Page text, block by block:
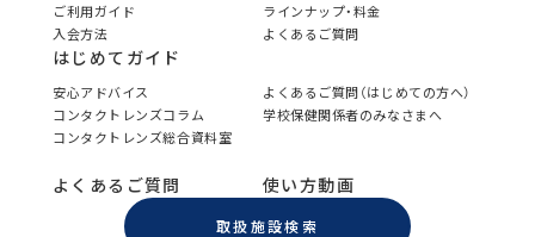
ご利用ガイド
ラインナップ・料金
入会方法
よくあるご質問
はじめてガイド
安心アドバイス
よくあるご質問（はじめての方へ）
コンタクトレンズコラム
学校保健関係者のみなさまへ
コンタクトレンズ総合資料室
よくあるご質問 使い方動画
取扱施設検索